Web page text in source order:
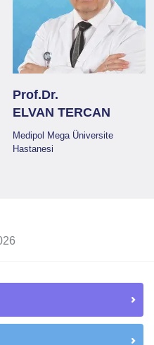
Prof.Dr.
ELVAN TERCAN
Medipol Mega Üniversite
Hastanesi